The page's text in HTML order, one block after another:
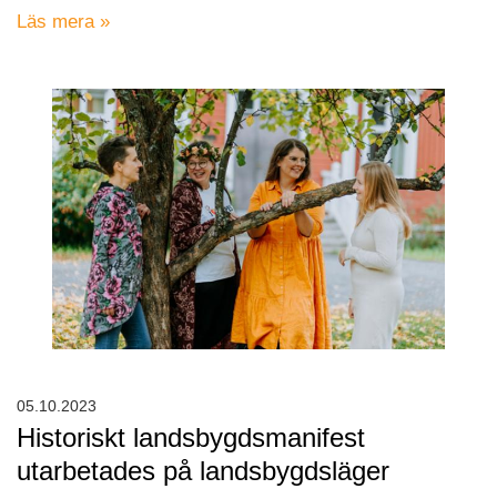
Läs mera »
Historiskt landsbygdsmanifest
utarbetades på landsbygdsläger
05.10.2023